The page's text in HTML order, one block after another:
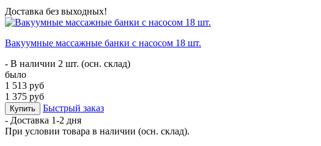
Доставка без выходных!
Вакуумные массажные банки с насосом 18 шт.
- В наличии 2 шт. (осн. склад)
было
1 513 руб
1 375 руб
Купить
Быстрый заказ
- Доставка 1-2 дня
При условии товара в наличии (осн. склад).